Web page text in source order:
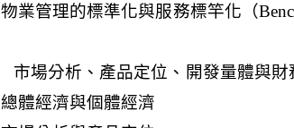
業管理的標準化與服務標竿化（
場分析、產品定位、開發量體與財
體經濟與個體經濟